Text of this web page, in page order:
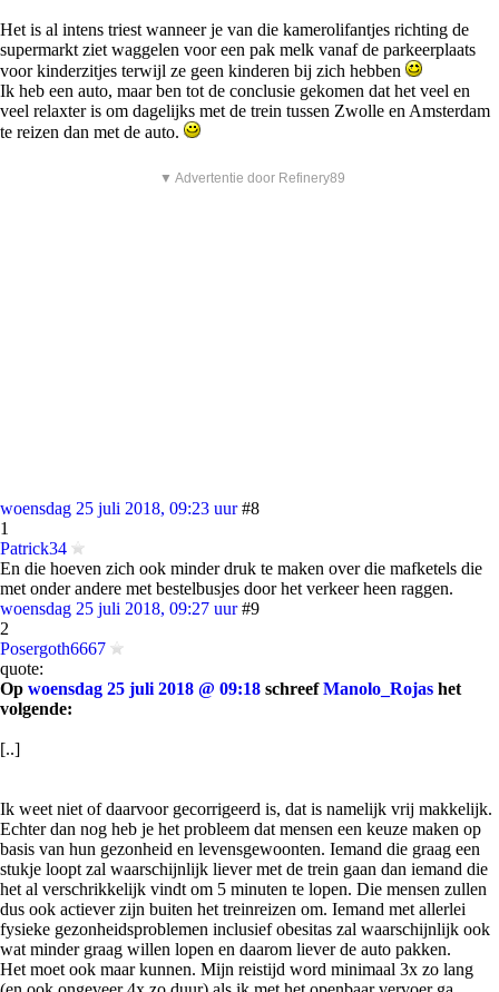
Het is al intens triest wanneer je van die kamerolifantjes richting de
supermarkt ziet waggelen voor een pak melk vanaf de parkeerplaats
voor kinderzitjes terwijl ze geen kinderen bij zich hebben
Ik heb een auto, maar ben tot de conclusie gekomen dat het veel en
veel relaxter is om dagelijks met de trein tussen Zwolle en Amsterdam
te reizen dan met de auto.
▼ Advertentie door Refinery89
woensdag 25 juli 2018, 09:23 uur #8
1
Patrick34
En die hoeven zich ook minder druk te maken over die mafketels die
met onder andere met bestelbusjes door het verkeer heen raggen.
woensdag 25 juli 2018, 09:27 uur #9
2
Posergoth6667
quote:
Op woensdag 25 juli 2018 @ 09:18 schreefManolo_Rojas het
volgende:
[..]
Ik weet niet of daarvoor gecorrigeerd is, dat is namelijk vrij makkelijk.
Echter dan nog heb je het probleem dat mensen een keuze maken op
basis van hun gezonheid en levensgewoonten. Iemand die graag een
stukje loopt zal waarschijnlijk liever met de trein gaan dan iemand die
het al verschrikkelijk vindt om 5 minuten te lopen. Die mensen zullen
dus ook actiever zijn buiten het treinreizen om. Iemand met allerlei
fysieke gezonheidsproblemen inclusief obesitas zal waarschijnlijk ook
wat minder graag willen lopen en daarom liever de auto pakken.
Het moet ook maar kunnen. Mijn reistijd word minimaal 3x zo lang